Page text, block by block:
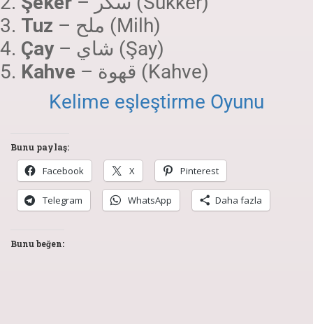
Tuz
– ملح (Milh)
Çay
– شاي (Şay)
Kahve
– قهوة (Kahve)
Kelime eşleştirme Oyunu
Bunu paylaş:
Facebook X Pinterest
Telegram WhatsApp Daha fazla
Bunu beğen: